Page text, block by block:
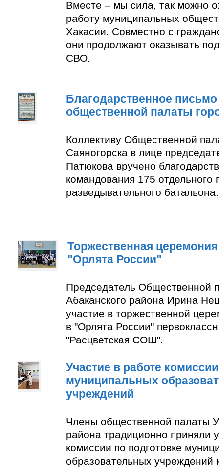
Вместе – мы сила, так можно
работу муниципальных
Хакасии. Совместно с
они продолжают оказывать
СВО.
Благодарственное письмо
общественной палаты
Коллективу Общественной
Саяногорска в лице
Патюкова вручено
командования 175 отдельного
разведывательного батальона.
Торжественная
"Орлята России"
Председатель Общественной
Абаканского района Ирина
участие в торжественной
в "Орлята России"
"Расцветская СОШ".
Участие в работе
муниципальных
учреждений
Члены общественной палаты
района традиционно приняли
комиссии по подготовке
образовательных учреждений